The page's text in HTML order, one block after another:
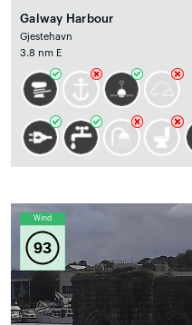
Galway Harbour
Gjestehavn
3.8 nm E
Wind
93